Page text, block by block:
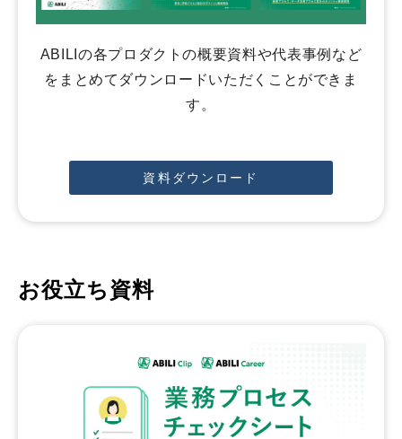
ABILIの各プロダクトの概要資料や代表事例など
をまとめてダウンロードいただくことができま
す。
資料ダウンロード
お役立ち資料